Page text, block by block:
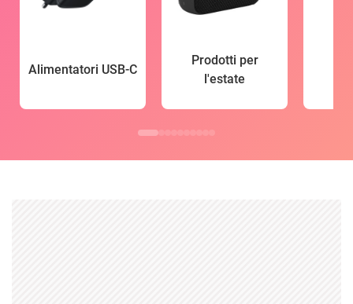
Alimentatori USB-C
Prodotti per
l'estate